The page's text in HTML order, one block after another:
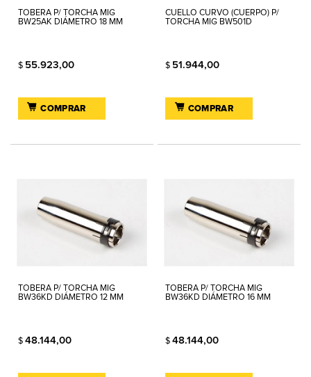
TOBERA P/ TORCHA MIG
BW25AK DIÁMETRO 18 MM
$ 55.923,00
COMPRAR
CUELLO CURVO (CUERPO) P/
TORCHA MIG BW501D
$ 51.944,00
COMPRAR
TOBERA P/ TORCHA MIG
BW36KD DIÁMETRO 12 MM
$ 48.144,00
TOBERA P/ TORCHA MIG
BW36KD DIÁMETRO 16 MM
$48.144,00